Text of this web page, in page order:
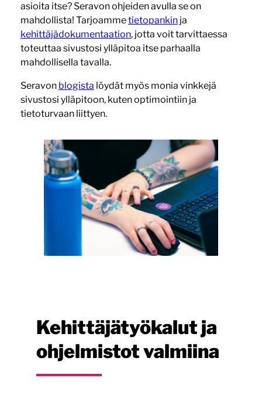
asioita itse? Seravon ohjeiden avulla se on
mahdollista! Tarjoammetietopankinja
kehittäjädokumentaation, jotta voit tarvittaessa
toteuttaa sivustosi ylläpitoa itse parhaalla
mahdollisella tavalla.
Seravon blogista löydät myös monia vinkkejä
sivustosi ylläpitoon, kuten optimointiin ja
tietoturvaan liittyen.
Kehittäjätyökalut ja
ohjelmistot valmiina